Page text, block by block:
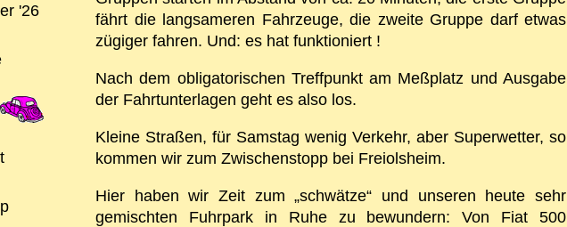
fährt die langsameren Fahrzeuge, die zweite Gruppe darf etwas
zügiger fahren. Und: es hat funktioniert !
Nach dem obligatorischen Treffpunkt am Meßplatz und Ausgabe
der Fahrtunterlagen geht es also los.
Kleine Straßen, für Samstag wenig Verkehr, aber Superwetter, so
kommen wir zum Zwischenstopp bei Freiolsheim.
Hier haben wir Zeit zum „schwätze“ und unseren heute sehr
gemischten Fuhrpark in Ruhe zu bewundern: Von Fiat 500
'26